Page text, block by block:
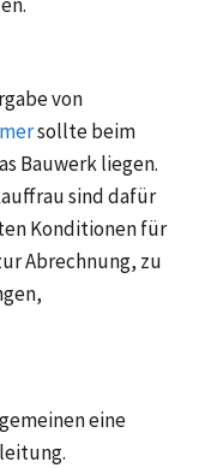
von
sollte beim
Bauwerk liegen.
sind dafür
Konditionen für
Abrechnung, zu
eine